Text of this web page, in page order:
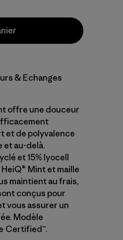
& Echanges
offre une douceur
et de polyvalence
et au-delà.
et 15% lyocell
Mint et maille
maintient au frais,
conçus pour
vous assurer un
Modèle
Certified™.